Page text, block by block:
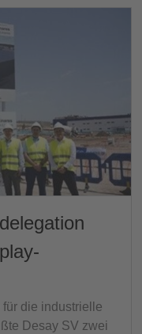
für die industrielle
Desay SV zwei